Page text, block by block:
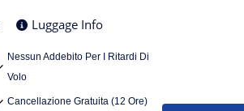
Luggage Info
Nessun Addebito Per I Ritardi Di
Volo
Cancellazione Gratuita (12 Ore)